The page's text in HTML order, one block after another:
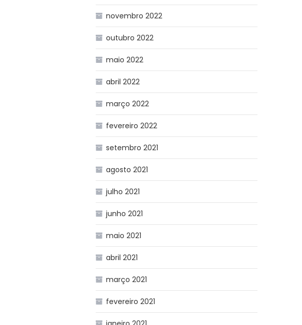
novembro 2022
outubro 2022
maio 2022
abril 2022
março 2022
fevereiro 2022
setembro 2021
agosto 2021
julho 2021
junho 2021
maio 2021
abril 2021
março 2021
fevereiro 2021